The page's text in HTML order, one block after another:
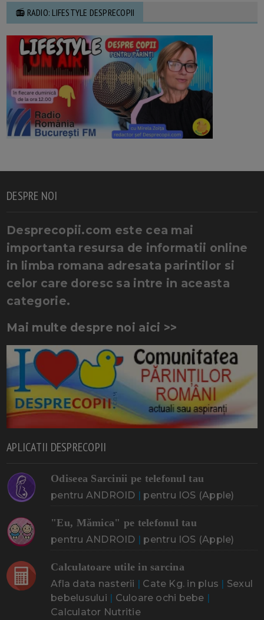
📻 RADIO: LIFESTYLE DESPRECOPII
DESPRE NOI
Desprecopii.com este cea mai
importanta resursa de informatii online
in limba romana adresata parintilor si
celor care doresc sa intre in aceasta
categorie.
Mai multe despre noi aici >>
APLICATII DESPRECOPII
Odiseea Sarcinii pe telefonul tau
pentru ANDROID | pentru IOS (Apple)
"Eu, Mămica" pe telefonul tau
pentru ANDROID | pentru IOS (Apple)
Calculatoare utile in sarcina
Afla data nasterii | Cate Kg. in plus | Sexul
bebelusului | Culoare ochi bebe |
Calculator Nutritie